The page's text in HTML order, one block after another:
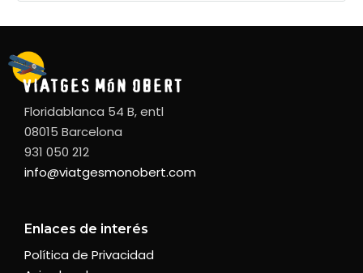
Floridablanca 54 B, entl
08015 Barcelona
931 050 212
info@viatgesmonobert.com
Enlaces de interés
Política de Privacidad